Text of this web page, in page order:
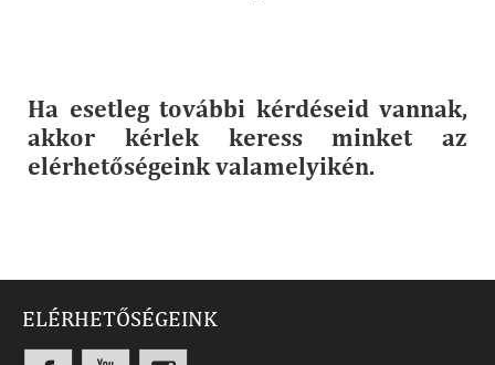
Ha esetleg további kérdéseid vannak,
akkor kérlek keress minket az
elérhetőségeink valamelyikén.
ELÉRHETŐSÉGEINK